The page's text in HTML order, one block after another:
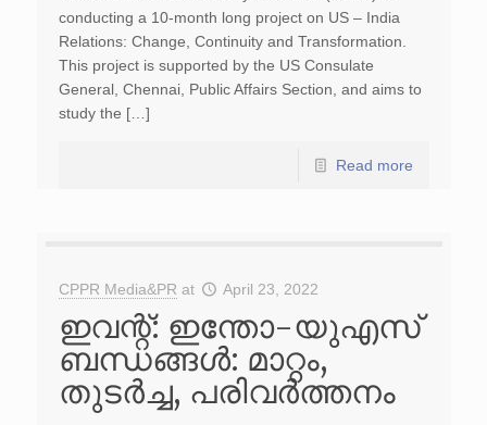
conducting a 10-month long project on US – India
Relations: Change, Continuity and Transformation.
This project is supported by the US Consulate
General, Chennai, Public Affairs Section, and aims to
study the […]
Read more
CPPR Media&PR at April 23, 2022
ഇവന്റ്: ഇന്തോ-യുഎസ്
ബന്ധങ്ങൾ: മാറ്റം,
തുടർച്ച, പരിവർത്തനം